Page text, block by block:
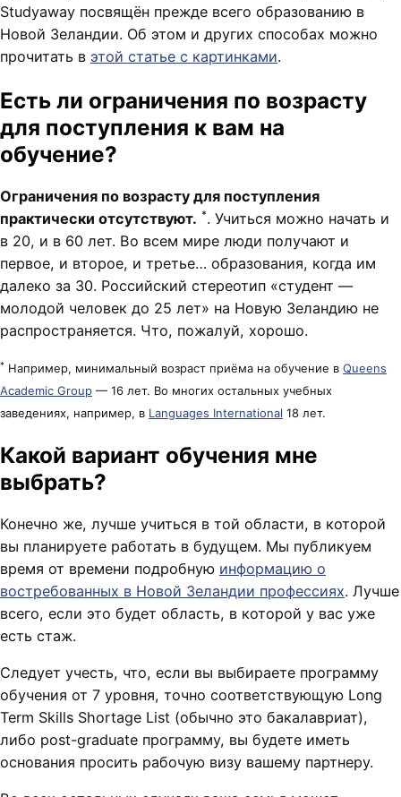
Studyaway посвящён прежде всего образованию в
Новой Зеландии. Об этом и других способах можно
прочитать в этой статье с картинками.
Есть ли ограничения по возрасту
для поступления к вам на
обучение?
Ограничения по возрасту для поступления
практически отсутствуют. *. Учиться можно начать и
в 20, и в 60 лет. Во всем мире люди получают и
первое, и второе, и третье… образования, когда им
далеко за 30. Российский стереотип «студент —
молодой человек до 25 лет» на Новую Зеландию не
распространяется. Что, пожалуй, хорошо.
* Например, минимальный возраст приёма на обучение в Queens
Academic Group — 16 лет. Во многих остальных учебных
заведениях, например, в Languages International 18 лет.
Какой вариант обучения мне
выбрать?
Конечно же, лучше учиться в той области, в которой
вы планируете работать в будущем. Мы публикуем
время от времени подробную информацию о
востребованных в Новой Зеландии профессиях. Лучше
всего, если это будет область, в которой у вас уже
есть стаж.
Следует учесть, что, если вы выбираете программу
обучения от 7 уровня, точно соответствующую Long
Term Skills Shortage List (обычно это бакалавриат),
либо post-graduate программу, вы будете иметь
основания просить рабочую визу вашему партнеру.